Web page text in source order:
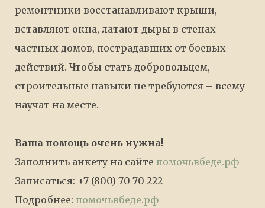
ремонтники восстанавливают крыши,
вставляют окна, латают дыры в стенах
частных домов, пострадавших от боевых
действий. Чтобы стать добровольцем,
строительные навыки не требуются – всему
научат на месте.
Ваша помощь очень нужна!
Заполнить анкету на сайте помочьвбеде.рф
Записаться: +7 (800) 70-70-222
Подробнее: помочьвбеде.рф